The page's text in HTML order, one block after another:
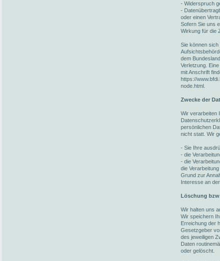
- Widerspruch
-
oder einen
Sofern Sie uns
Wirkung für die
Sie können
dem
Verletzung.
mit Anschrift
https://
node.html.
Zwecke der
Wir verarbeiten
persönlichen
nicht statt. Wir
- Sie Ihre
- die
- die
die
Grund zur
Interesse an
Löschung
Wir halten uns
Wir speichern
Erreichung der
Gesetzgeber
des jeweiligen
Daten
oder gelöscht.